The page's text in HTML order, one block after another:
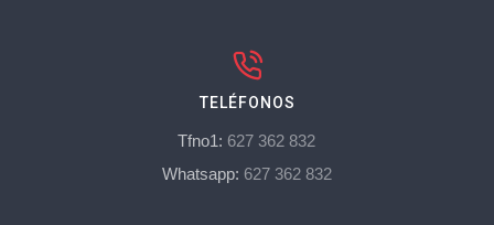
TELÉFONOS
Tfno1: 627 362 832
Whatsapp: 627 362 832